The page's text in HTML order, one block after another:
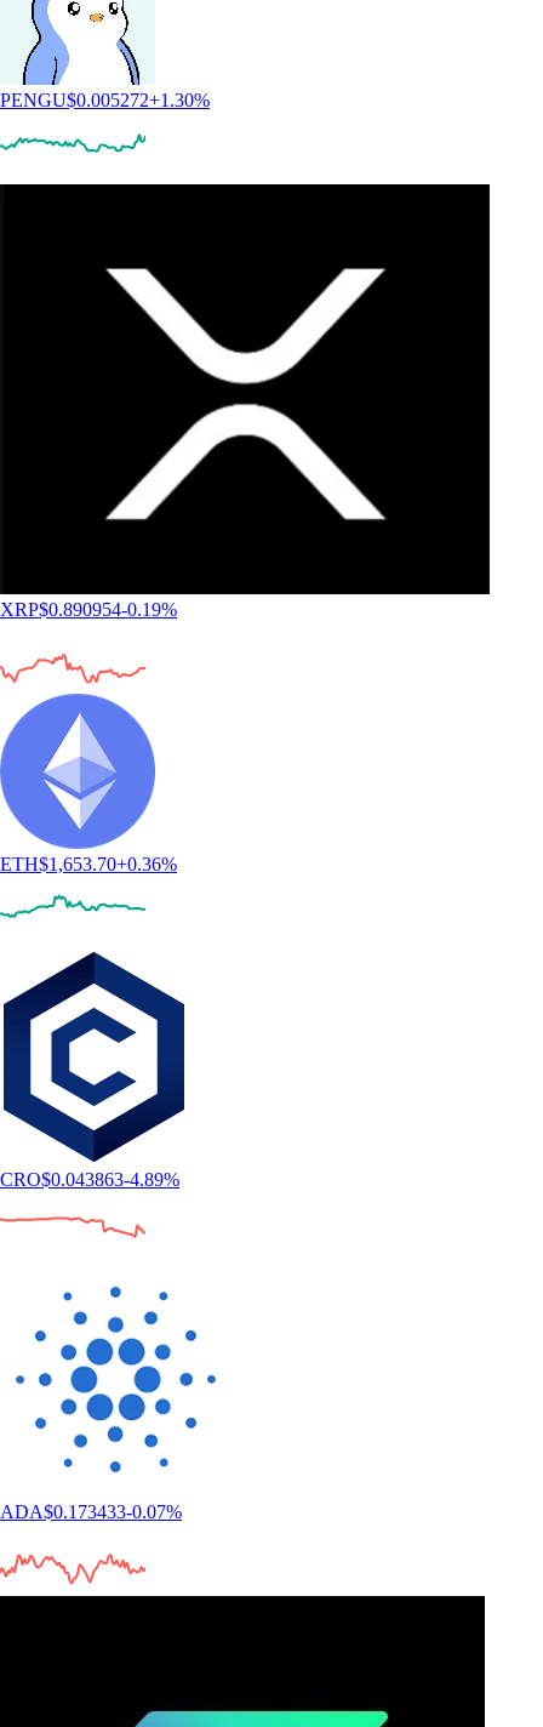
PENGU$0.005272+1.30%
XRP$0.890954-0.19%
ETH$1,653.70+0.36%
CRO$0.043863-4.89%
ADA$0.173433-0.07%